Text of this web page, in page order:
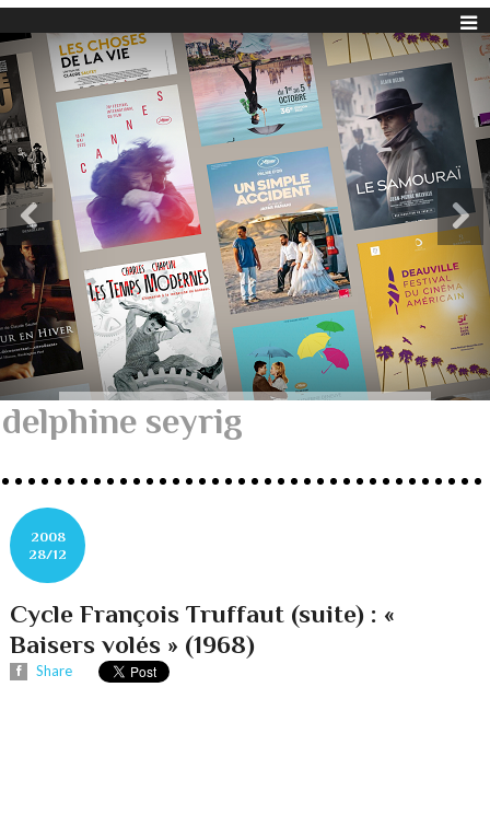
delphine seyrig
2008
28/12
Cycle François Truffaut (suite) : «
Baisers volés » (1968)
Share